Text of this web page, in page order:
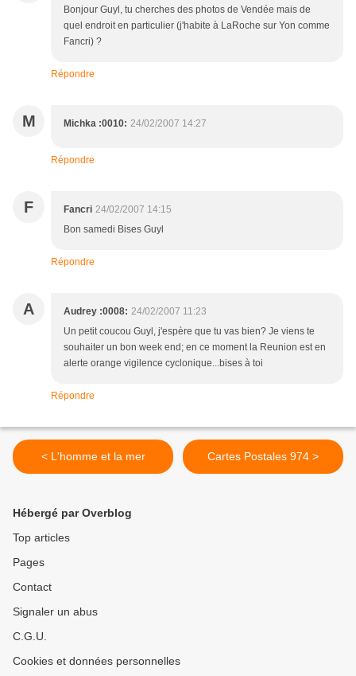
Bonjour Guyl, tu cherches des photos de Vendée mais de
quel endroit en particulier (j'habite à LaRoche sur Yon comme
Fancri) ?
Répondre
M Michka :0010: 24/02/2007 14:27
Répondre
F Fancri 24/02/2007 14:15
Bon samedi Bises Guyl
Répondre
A Audrey :0008: 24/02/2007 11:23
Un petit coucou Guyl, j'espère que tu vas bien? Je viens te
souhaiter un bon week end; en ce moment la Reunion est en
alerte orange vigilence cyclonique...bises à toi
Répondre
< L'homme et la mer Cartes Postales 974 >
Hébergé par Overblog
Top articles
Pages
Contact
Signaler un abus
C.G.U.
Cookies et données personnelles